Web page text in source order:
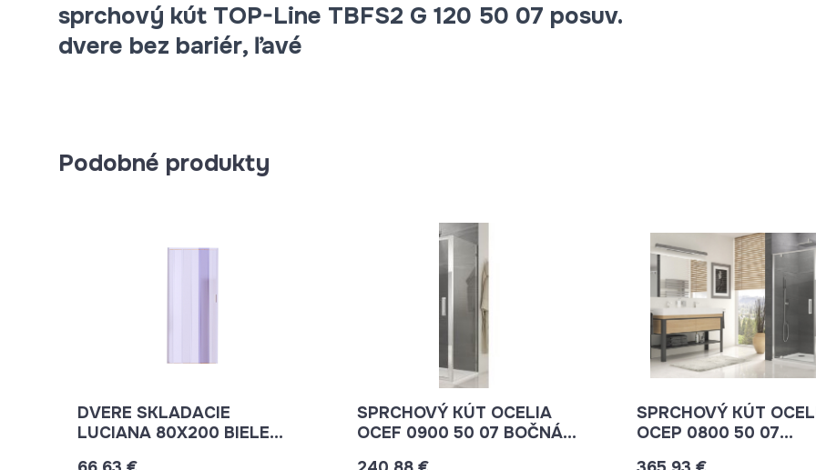
sprchový kút TOP-Line TBFS2 G 120 50 07 posuv.
dvere bez bariér, ľavé
Podobné produkty
DVERE SKLADACIE
LUCIANA 80X200 BIELE
SPRCHOVÝ KÚT OCELIA
OCEF 0900 50 07 BOČNÁ
SPRCHOVÝ KÚT
OCEP 0800 50 07